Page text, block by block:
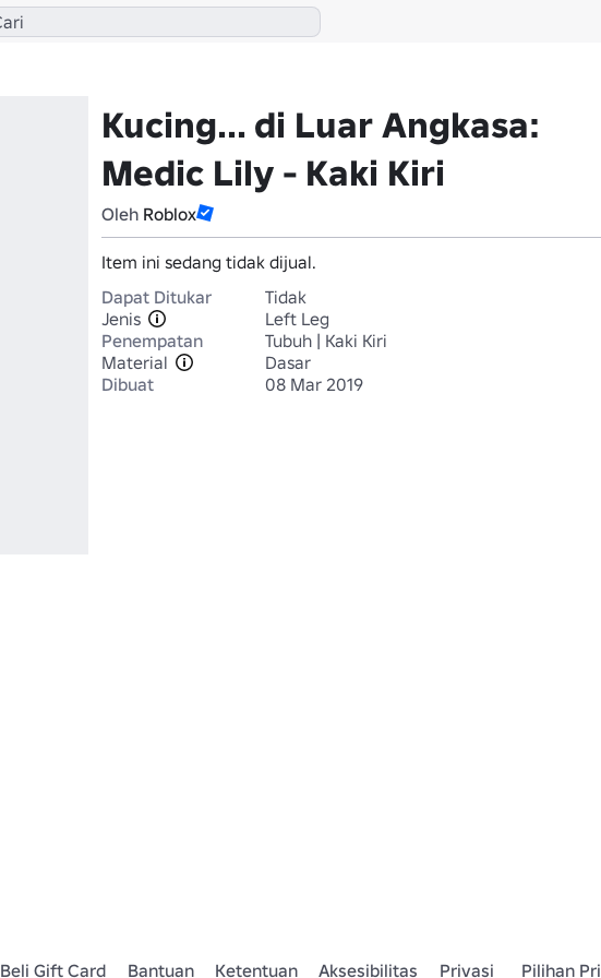
Kucing... di Luar Angkasa:
Medic Lily - Kaki Kiri
Oleh Roblox
Item ini sedang tidak dijual.
Dapat Ditukar
Tidak
Jenis
Left Leg
Penempatan
Tubuh | Kaki Kiri
Material
Dasar
Dibuat
08 Mar 2019
Beli Gift Card Bantuan Ketentuan Aksesibilitas Privasi Pilihan